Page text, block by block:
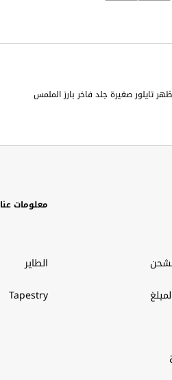
تايلور صغيرة جلد فاخر بارز الملمس
معلومات عنا
الطاير
Tapestry